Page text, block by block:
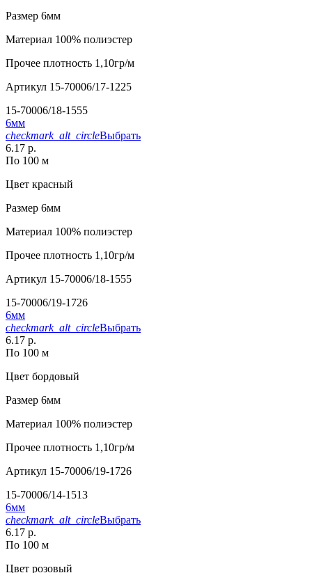
Размер 6мм
Материал 100% полиэстер
Прочее плотность 1,10гр/м
Артикул 15-70006/17-1225
15-70006/18-1555
6мм
checkmark_alt_circleВыбрать
6.17 р.
По 100 м
Цвет красный
Размер 6мм
Материал 100% полиэстер
Прочее плотность 1,10гр/м
Артикул 15-70006/18-1555
15-70006/19-1726
6мм
checkmark_alt_circleВыбрать
6.17 р.
По 100 м
Цвет бордовый
Размер 6мм
Материал 100% полиэстер
Прочее плотность 1,10гр/м
Артикул 15-70006/19-1726
15-70006/14-1513
6мм
checkmark_alt_circleВыбрать
6.17 р.
По 100 м
Цвет розовый